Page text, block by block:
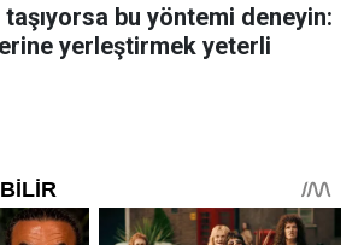
bu yöntemi deneyin:
yerleştirmek yeterli